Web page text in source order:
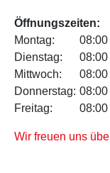
Öffnungszeiten:
Montag:
08:00
Dienstag:
08:00
Mittwoch:
08:00
Donnerstag: 08:00
Freitag:
08:00
Wir freuen uns